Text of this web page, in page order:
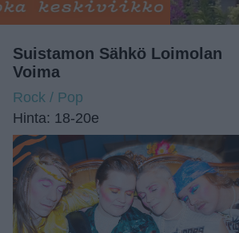
Suistamon Sähkö Loimolan
Voima
Rock / Pop
Hinta: 18-20e